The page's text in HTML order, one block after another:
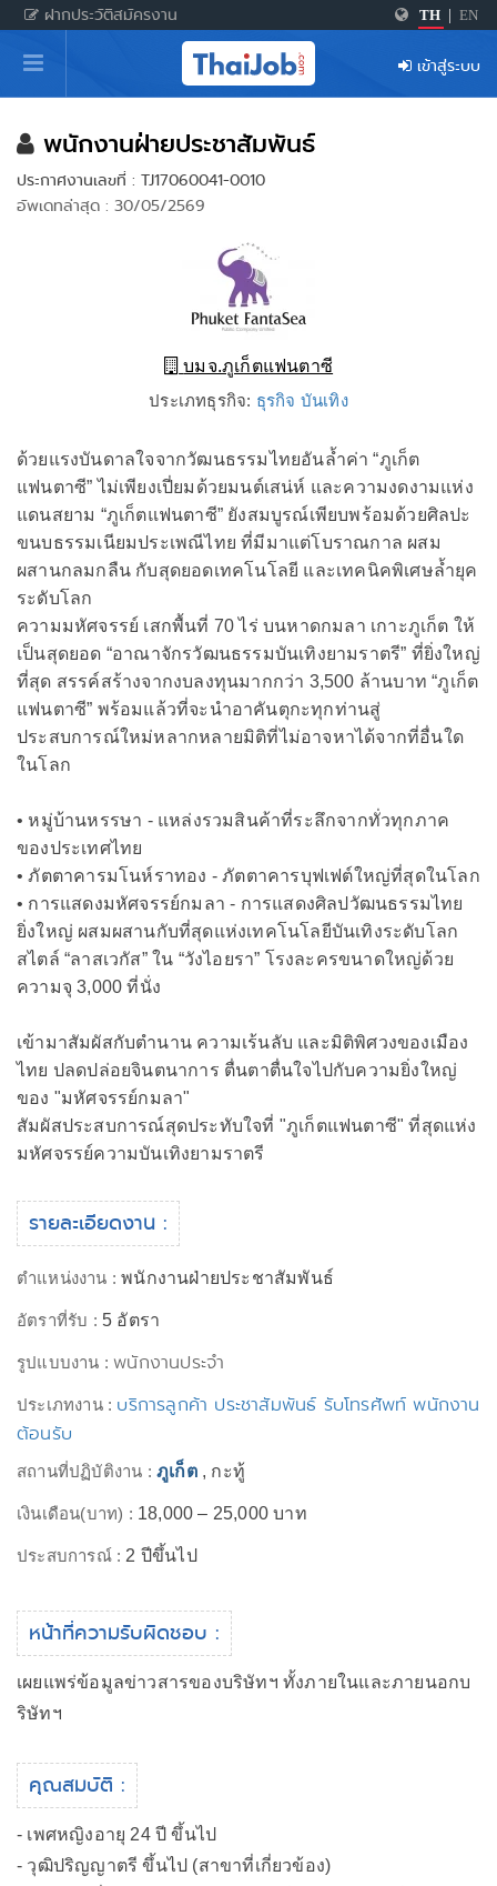
ฝากประวัติสมัครงาน TH EN
หน้าหลัก
ผู้สมัครงาน: เข้าสู่ระบบ
ฝากประวัติสมัครงาน
เกร็ดความรู้
เข้าสู่ระบบ
พนักงานฝ่ายประชาสัมพันธ์
ประกาศงานเลขที่ : TJ17060041-0010
อัพเดทล่าสุด : 30/05/2569
บมจ.ภูเก็ตแฟนตาซี
ประเภทธุรกิจ: ธุรกิจ บันเทิง
ด้วยแรงบันดาลใจจากวัฒนธรรมไทยอันล้ำค่า “ภูเก็ต
แฟนตาซี” ไม่เพียงเปี่ยมด้วยมนต์เสน่ห์ และความงดงามแห่ง
แดนสยาม “ภูเก็ตแฟนตาซี” ยังสมบูรณ์เพียบพร้อมด้วยศิลปะ
ขนบธรรมเนียมประเพณีไทย ที่มีมาแต่โบราณกาล ผสม
ผสานกลมกลืน กับสุดยอดเทคโนโลยี และเทคนิคพิเศษล้ำยุค
ระดับโลก
ความมหัศจรรย์ เสกพื้นที่ 70 ไร่ บนหาดกมลา เกาะภูเก็ต ให้
เป็นสุดยอด “อาณาจักรวัฒนธรรมบันเทิงยามราตรี” ที่ยิ่งใหญ่
ที่สุด สรรค์สร้างจากงบลงทุนมากกว่า 3,500 ล้านบาท “ภูเก็ต
แฟนตาซี” พร้อมแล้วที่จะนำอาคันตุกะทุกท่านสู่
ประสบการณ์ใหม่หลากหลายมิติที่ไม่อาจหาได้จากที่อื่นใด
ในโลก
• หมู่บ้านหรรษา - แหล่งรวมสินค้าที่ระลึกจากทั่วทุกภาค
ของประเทศไทย
• ภัตตาคารมโนห์ราทอง - ภัตตาคารบุฟเฟต์ใหญ่ที่สุดในโลก
• การแสดงมหัศจรรย์กมลา - การแสดงศิลปวัฒนธรรมไทย
ยิ่งใหญ่ ผสมผสานกับที่สุดแห่งเทคโนโลยีบันเทิงระดับโลก
สไตล์ “ลาสเวกัส” ใน “วังไอยรา” โรงละครขนาดใหญ่ด้วย
ความจุ 3,000 ที่นั่ง
เข้ามาสัมผัสกับตำนาน ความเร้นลับ และมิติพิศวงของเมือง
ไทย ปลดปล่อยจินตนาการ ตื่นตาตื่นใจไปกับความยิ่งใหญ่
ของ "มหัศจรรย์กมลา"
สัมผัสประสบการณ์สุดประทับใจที่ "ภูเก็ตแฟนตาซี" ที่สุดแห่ง
มหัศจรรย์ความบันเทิงยามราตรี
รายละเอียดงาน :
ตำแหน่งงาน :พนักงานฝ่ายประชาสัมพันธ์
อัตราที่รับ : 5 อัตรา
รูปแบบงาน :พนักงานประจำ
ประเภทงาน : บริการลูกค้า ประชาสัมพันธ์ รับโทรศัพท์ พนักงาน
ต้อนรับ
สถานที่ปฏิบัติงาน : ภูเก็ต, กะทู้
เงินเดือน(บาท) : 18,000 – 25,000 บาท
ประสบการณ์ : 2 ปีขึ้นไป
หน้าที่ความรับผิดชอบ :
เผยแพร่ข้อมูลข่าวสารของบริษัทฯ ทั้งภายในและภายนอกบ
ริษัทฯ
คุณสมบัติ :
- เพศหญิงอายุ 24 ปี ขึ้นไป
- วุฒิปริญญาตรี ขึ้นไป (สาขาที่เกี่ยวข้อง)